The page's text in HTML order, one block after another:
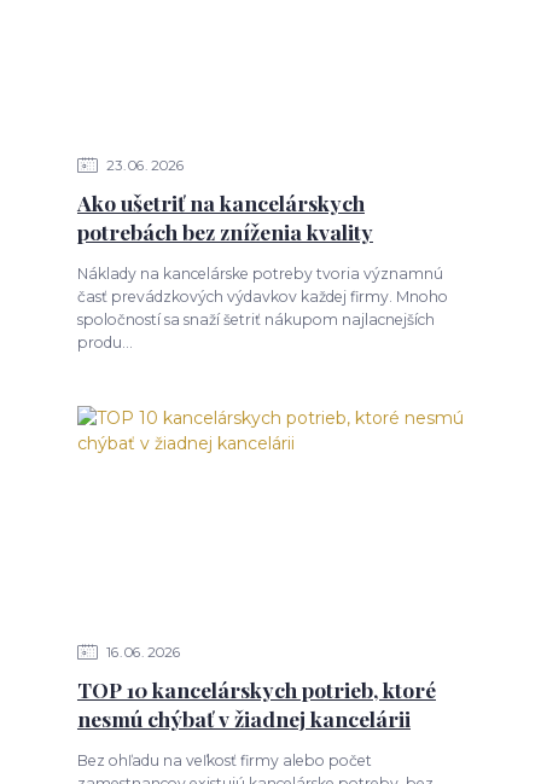
23 06 2026
Ako ušetriť na kancelárskych
potrebách bez zníženia kvality
Náklady na kancelárske potreby tvoria významnú
časť prevádzkových výdavkov každej firmy. Mnoho
spoločností sa snaží šetriť nákupom najlacnejších
produ...
16 06 2026
TOP 10 kancelárskych potrieb, ktoré
nesmú chýbať v žiadnej kancelárii
Bez ohľadu na veľkosť firmy alebo počet